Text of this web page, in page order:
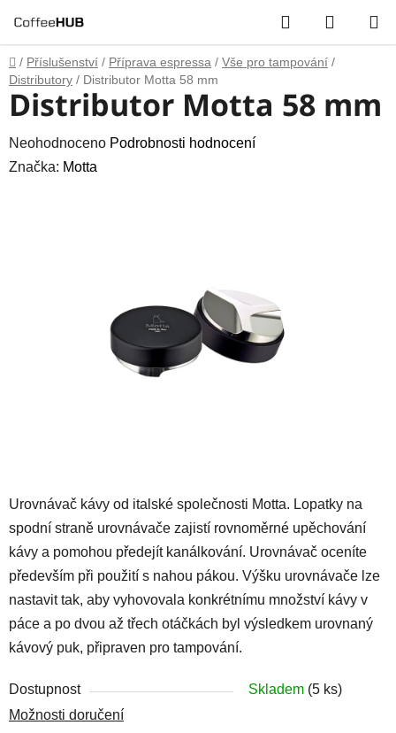
na
obsah
Hledat
KOŠÍK
Domů
/ Příslušenství / Příprava espressa / Vše pro tampování /
Distributory / Distributor Motta 58 mm
Urovnávač kávy od italské společnosti Motta. Lopatky na
spodní straně urovnávače zajistí rovnoměrné upěchování
kávy a pomohou předejít kanálkování. Urovnávač oceníte
především při použití s nahou pákou. Výšku urovnávače lze
nastavit tak, aby vyhovovala konkrétnímu množství kávy v
páce a po dvou až třech otáčkách byl výsledkem urovnaný
kávový puk, připraven pro tampování.
Dostupnost Skladem (5 ks)
Možnosti doručení
Distributor Motta 58 mm
Průměrné
hodnocení
Neohodnoceno Podrobnosti hodnocení
Značka: Motta